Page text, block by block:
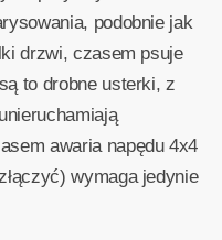
podobnie jak
drzwi, czasem psuje
to drobne usterki, z
awaria napędu 4x4
wymaga jedynie